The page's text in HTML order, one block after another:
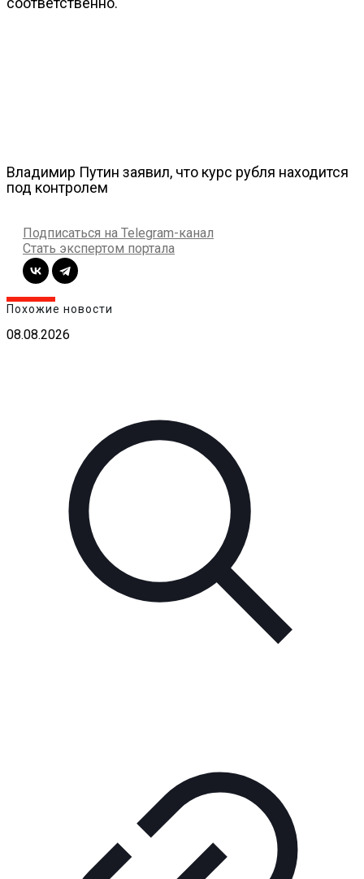
Владимир Путин заявил, что курс рубля находится
под контролем
Подписаться на Telegram-канал
Стать экспертом портала
Похожие новости
08.08.2026